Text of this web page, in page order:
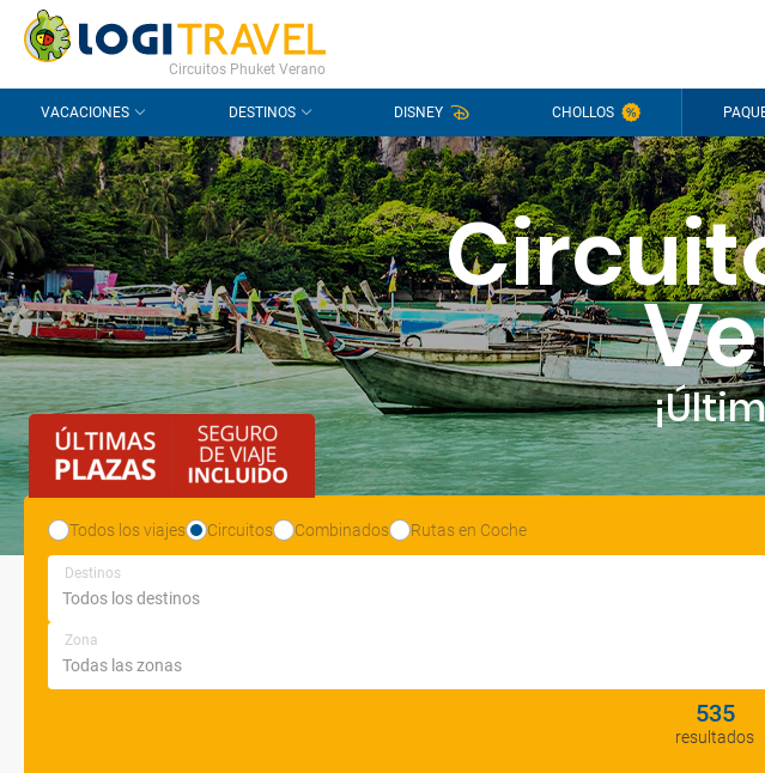
CONTACTO PREGUNTAS FRECUENTES
Circuitos Phuket Verano
VACACIONES DESTINOS DISNEY CHOLLOS
Todos los viajes Circuitos Combinados Rutas en Coche
Destinos
Zona
535
resultados